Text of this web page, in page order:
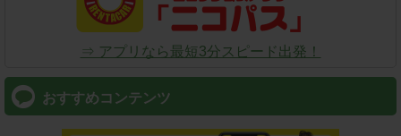
⇒ アプリなら最短3分スピード出発！
おすすめコンテンツ